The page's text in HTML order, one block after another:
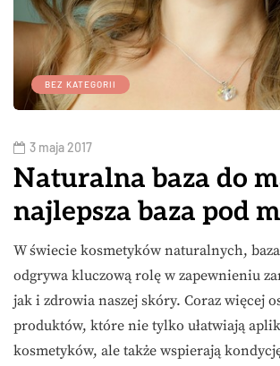
BEZ KATEGORII
3 maja 2017
Naturalna baza do
najlepsza baza pod
W świecie kosmetyków naturalnych,
odgrywa kluczową rolę w zapewnieniu
jak i zdrowia naszej skóry. Coraz więcej
produktów, które nie tylko ułatwiają
kosmetyków, ale także wspierają